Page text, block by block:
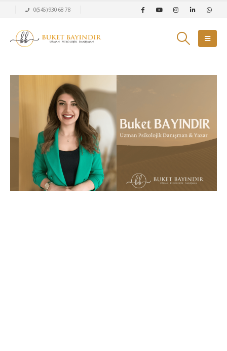
0(545) 930 68 78